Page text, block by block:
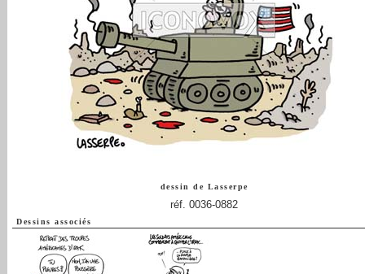
dessin de Lasserpe
réf. 0036-0882
Dessins associés